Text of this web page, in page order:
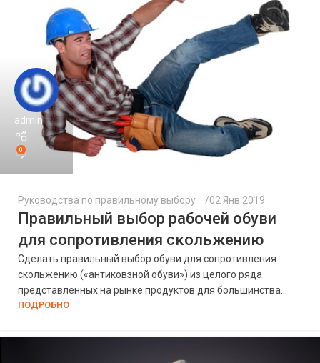
admin
0
Руководства по правильному выбору 02 Янв 2019
Правильный выбор рабочей обуви
для сопротивления скольжению
Сделать правильный выбор обуви для сопротивления
скольжению («антиковзной обуви») из целого ряда
представленных на рынке продуктов для большинства...
ПОДРОБНО